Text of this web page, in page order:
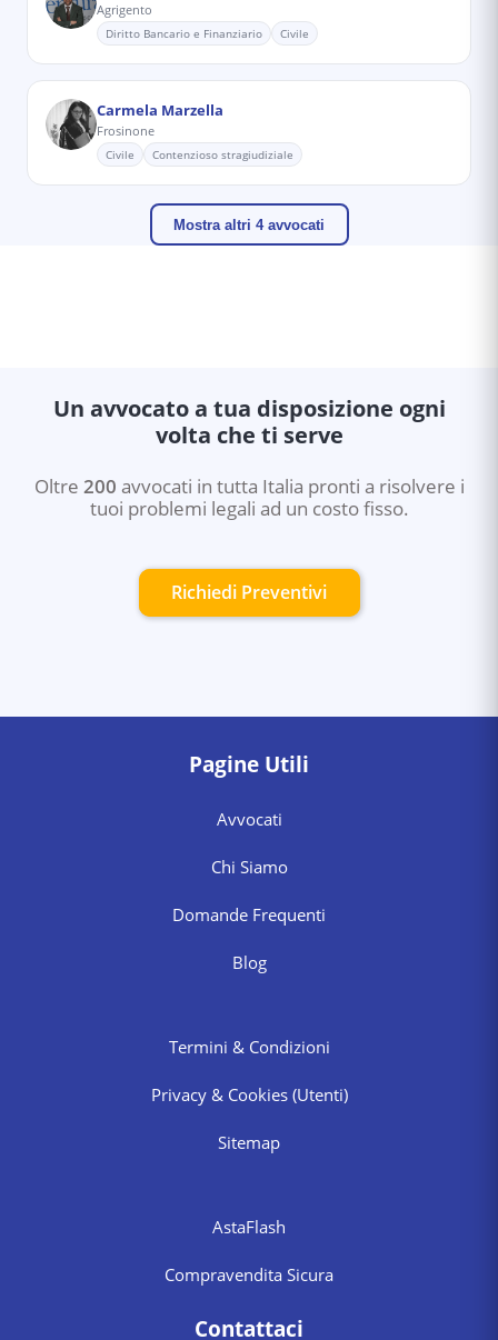
Agrigento
Diritto Bancario e Finanziario Civile
Carmela Marzella
Frosinone
Civile Contenzioso stragiudiziale
Mostra altri 4 avvocati
Un avvocato a tua disposizione ogni
volta che ti serve
Oltre 200 avvocati in tutta Italia pronti a risolvere i
tuoi problemi legali ad un costo fisso.
Richiedi Preventivi
Pagine Utili
Avvocati
Chi Siamo
Domande Frequenti
Blog
Termini & Condizioni
Privacy & Cookies (Utenti)
Sitemap
AstaFlash
Compravendita Sicura
Contattaci